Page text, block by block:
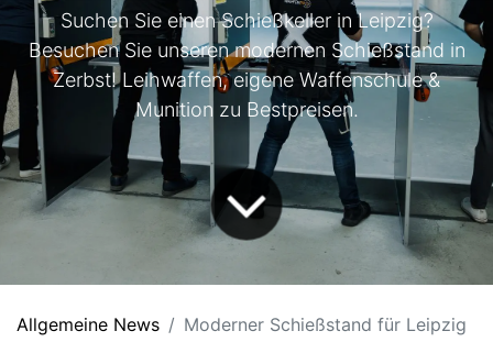
Suchen Sie einen Schießkeller in Leipzig?
Besuchen Sie unseren modernen Schießstand in
Zerbst! Leihwaffen, eigene Waffenschule &
Munition zu Bestpreisen.
Allgemeine News Moderner Schießstand für Leipzig